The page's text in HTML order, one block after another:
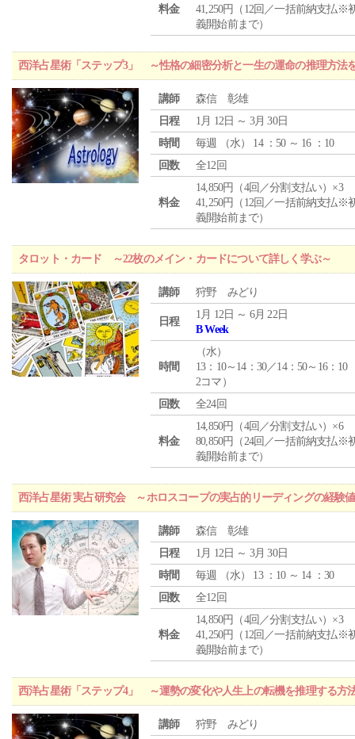
料金
41,250円（12回／一括前納支払※
義開始前まで）
西洋占星術「ステップ3」 ～性格の細密分析と一生の運命の推理方法
講師
森信 彰雄
日程
1月 12日 ～ 3月 30日
時間
毎週 （水） 14 ：50 ～ 16 ：10
回数
全12回
料金
14,850円（4回／分割支払い）×3
41,250円（12回／一括前納支払※
義開始前まで）
タロット・カード ～22枚のメイン・カードについて詳しく学ぶ～
講師 狩野 みどり
日程
1月 12日 ～ 6月 22日
B Week
時間
（水）
13：10～14：30／14：50～16：10
2コマ）
回数
全24回
料金
14,850円（4回／分割支払い）×6
80,850円（24回／一括前納支払※
義開始前まで）
西洋占星術 実占研究会 ～ホロスコープの実占的リーディングの経験
講師
森信 彰雄
日程
1月 12日 ～ 3月 30日
時間
毎週 （水） 13 ：10 ～ 14 ：30
回数
全12回
料金
14,850円（4回／分割支払い）×3
41,250円（12回／一括前納支払※
義開始前まで）
西洋占星術「ステップ4」 ～運勢の変化や人生上の転機を推理する方
講師
狩野 みどり